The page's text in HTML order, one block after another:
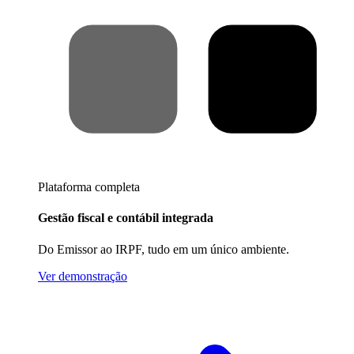
Plataforma completa
Gestão fiscal e contábil integrada
Do Emissor ao IRPF, tudo em um único ambiente.
Ver demonstração